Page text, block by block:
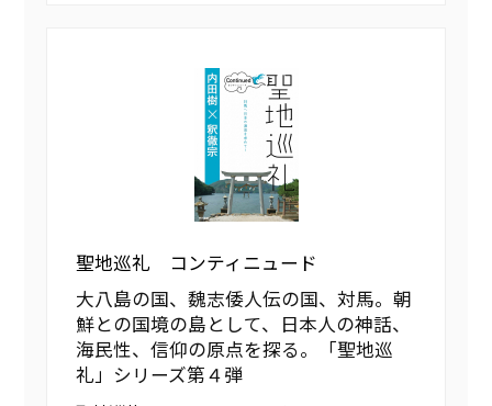
聖地巡礼 コンティニュード
大八島の国、魏志倭人伝の国、対馬。朝
鮮との国境の島として、日本人の神話、
海民性、信仰の原点を探る。「聖地巡
礼」シリーズ第４弾